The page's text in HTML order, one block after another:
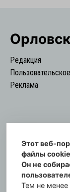
Редакция
Реклама
©
Орловская
00254 от 29
Этот веб-
файлы cookie
Он не
Тем не